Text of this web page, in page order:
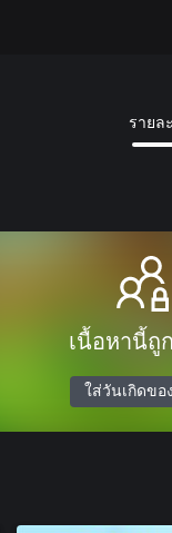
รายล
เนื้อหานี้ถู
ใส่วันเกิดข